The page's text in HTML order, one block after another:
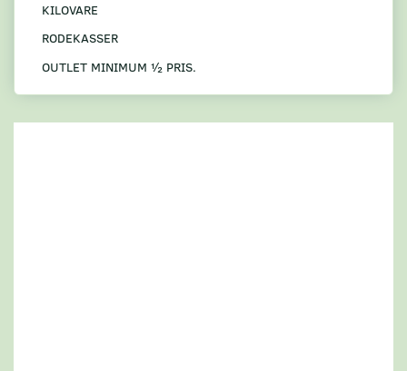
KILOVARE
RODEKASSER
OUTLET MINIMUM ½ PRIS.